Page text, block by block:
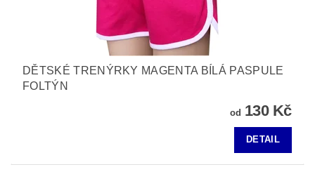
DĚTSKÉ TRENÝRKY MAGENTA BÍLÁ PASPULE
FOLTÝN
od 130 Kč
DETAIL